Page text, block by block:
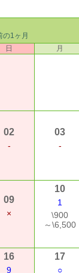
の1ヶ月
日
月
02
-
03
-
09
×
10
1
\900
～\6,500
16
9
17
○